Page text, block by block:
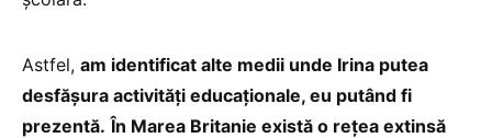
Astfel, am identificat alte medii unde Irina putea
desfășura activități educaționale, eu putând fi
prezentă. În Marea Britanie există o rețea extinsă